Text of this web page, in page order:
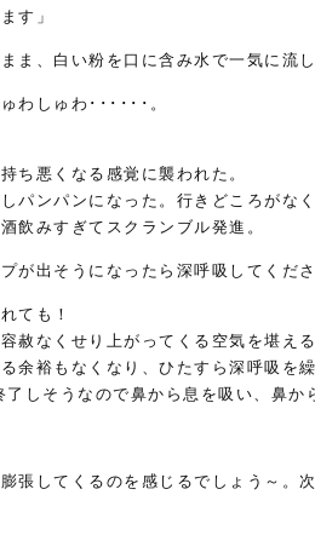
す」
ま、白い粉を口に含み水で一気に流し
わしゅわ･･････。
ち悪くなる感覚に襲われた。
パンパンになった。行きどころがな
飲みすぎてスクランブル発進。
が出そうになったら深呼吸してくださ
ても！
赦なくせり上がってくる空気を堪え
余裕もなくなり、ひたすら深呼吸を
しそうなので鼻から息を吸い、鼻か
張してくるのを感じるでしょう～。